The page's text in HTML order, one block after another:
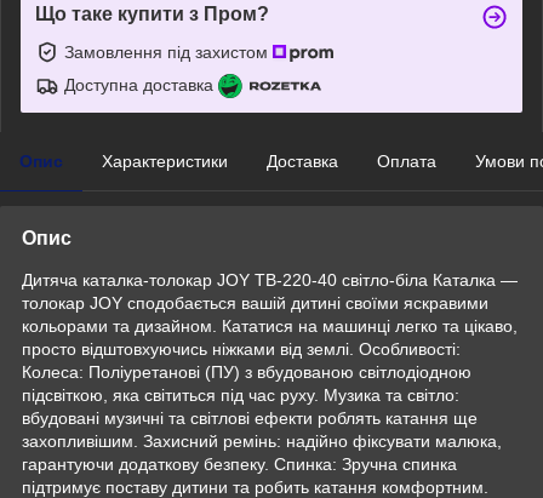
Що таке купити з Пром?
Замовлення під захистом
Доступна доставка
Опис Характеристики Доставка Оплата Умови
Опис
Дитяча каталка-толокар JOY TB-220-40 світло-біла Каталка —
толокар JOY сподобається вашій дитині своїми яскравими
кольорами та дизайном. Кататися на машинці легко та цікаво,
просто відштовхуючись ніжками від землі. Особливості:
Колеса: Поліуретанові (ПУ) з вбудованою світлодіодною
підсвіткою, яка світиться під час руху. Музика та світло:
вбудовані музичні та світлові ефекти роблять катання ще
захопливішим. Захисний ремінь: надійно фіксувати малюка,
гарантуючи додаткову безпеку. Спинка: Зручна спинка
підтримує поставу дитини та робить катання комфортним.